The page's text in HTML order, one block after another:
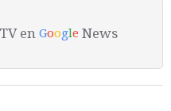
en Google News